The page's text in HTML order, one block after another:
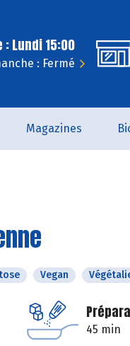
Lundi 15:00
: Fermé
Magazines
Vegan
45 min